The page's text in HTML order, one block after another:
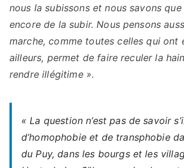
nous la subissons et nous savons
encore de la subir. Nous pensons
marche, comme toutes celles qui ont
ailleurs, permet de faire reculer la
rendre illégitime ».
« La question n’est pas de savoir
d’homophobie et de transphobie
du Puy, dans les bourgs et les